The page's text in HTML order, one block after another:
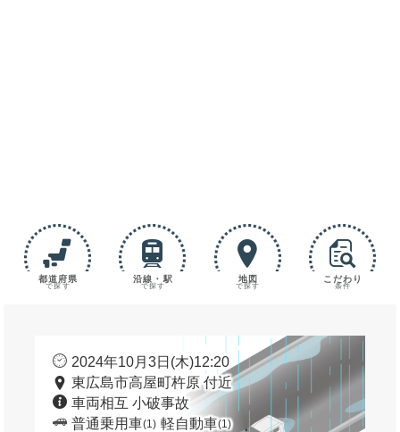
都道府県
で探す
沿線・駅
で探す
地図
で探す
こだわり
条件
2024年10月3日(木)12:20
東広島市高屋町杵原 付近
車両相互 小破事故
普通乗用車(1) 軽自動車(1)